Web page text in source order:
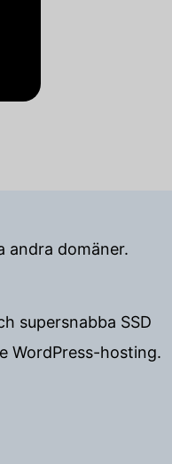
andra domäner.
supersnabba SSD
WordPress-hosting.